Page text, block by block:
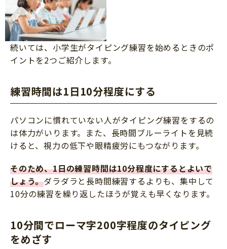
続いては、小学生がタイピング練習を始めるときのポ
イントを2つご紹介します。
練習時間は1日10分程度にする
パソコンに慣れていない人がタイピング練習をするの
は体力がいります。また、長時間ブルーライトを見続
けると、視力の低下や眼精疲労にもつながります。
そのため、1日の練習時間は10分程度にするとよいで
しょう。ダラダラと長時間練習するよりも、集中して
10分の練習を繰り返したほうが覚えも早くなります。
10分間でローマ字200字程度のタイピング
をめざす